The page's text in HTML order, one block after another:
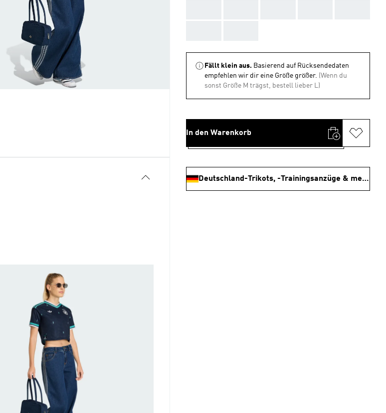
Fällt klein aus. Basierend auf Rücksendedaten
empfehlen wir dir eine Größe größer. (Wenn du
sonst Größe M trägst, bestell lieber L)
In den Warenkorb
Deutschland-Trikots, -Trainingsanzüge & mehr Shoppen